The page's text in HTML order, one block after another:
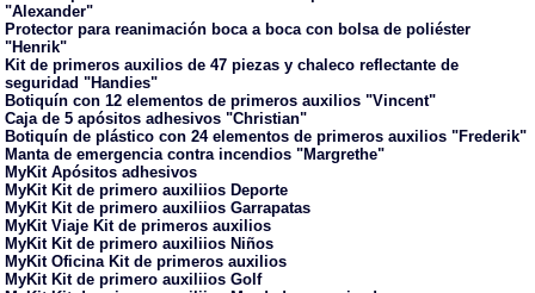
"Alexander"
Protector para reanimación boca a boca con bolsa de poliéster
"Henrik"
Kit de primeros auxilios de 47 piezas y chaleco reflectante de
seguridad "Handies"
Botiquín con 12 elementos de primeros auxilios "Vincent"
Caja de 5 apósitos adhesivos "Christian"
Botiquín de plástico con 24 elementos de primeros auxilios "Frederik"
Manta de emergencia contra incendios "Margrethe"
MyKit Apósitos adhesivos
MyKit Kit de primero auxiliios Deporte
MyKit Kit de primero auxiliios Garrapatas
MyKit Viaje Kit de primeros auxilios
MyKit Kit de primero auxiliios Niños
MyKit Oficina Kit de primeros auxilios
MyKit Kit de primero auxiliios Golf